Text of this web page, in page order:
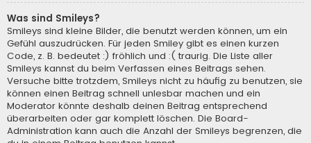
Was sind Smileys?
Smileys sind kleine Bilder, die benutzt werden können, um ein
Gefühl auszudrücken. Für jeden Smiley gibt es einen kurzen
Code, z. B. bedeutet :) fröhlich und :( traurig. Die Liste aller
Smileys kannst du beim Verfassen eines Beitrags sehen.
Versuche bitte trotzdem, Smileys nicht zu häufig zu benutzen, sie
können einen Beitrag schnell unlesbar machen und ein
Moderator könnte deshalb deinen Beitrag entsprechend
überarbeiten oder gar komplett löschen. Die Board-
Administration kann auch die Anzahl der Smileys begrenzen, die